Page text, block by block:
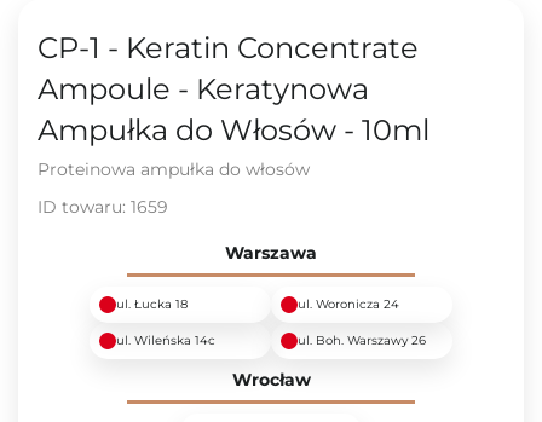
CP-1 - Keratin Concentrate
Ampoule - Keratynowa
Ampułka do Włosów - 10ml
Proteinowa ampułka do włosów
ID towaru: 1659
Warszawa
ul. Łucka 18 ul. Woronicza 24
ul. Wileńska 14c ul. Boh. Warszawy 26
Wrocław